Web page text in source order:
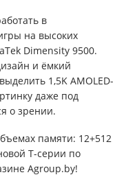
в
на высоких
Dimensity 9500.
и ёмкий
1,5K AMOLED-
даже под
о зрении.
памяти: 12+512
T-серии по
Agroup.by!